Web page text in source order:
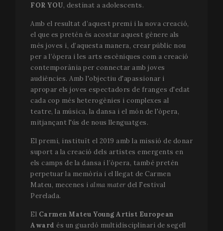
FOR YOU, destinat a adolescents.
Amb el resultat d’aquest premi i la nova creació,
el que es pretén és acostar aquest gènere als
més joves i, d’aquesta manera, crear públic nou
per a l’òpera i les arts escèniques com a creació
contemporània per connectar amb joves
audiències. Amb l'objectiu d'apassionar i
apropar els joves espectadors de franges d'edat
cada cop més heterogènies i complexes al
teatre, la música, la dansa i el món de l'òpera,
mitjançant l'ús de nous llenguatges.
El premi, instituït el 2019 amb la missió de donar
suport a la creació dels artistes emergents en
els camps de la dansa i l’òpera, també pretén
perpetuar la memòria i el llegat de Carmen
Mateu, mecenes i alma mater del Festival
Perelada.
El Carmen Mateu Young Artist European
Award és un guardó multidisciplinari de segell